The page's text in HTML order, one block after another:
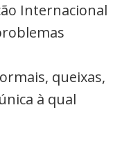
Internacional
queixas,
à qual